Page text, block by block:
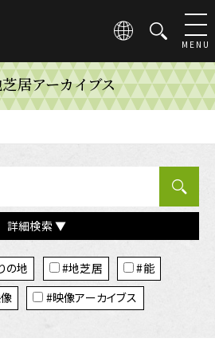
MENU
居アーカイブス
詳細検索 ▼
の地 #地芝居
#能
#映像アーカイブス